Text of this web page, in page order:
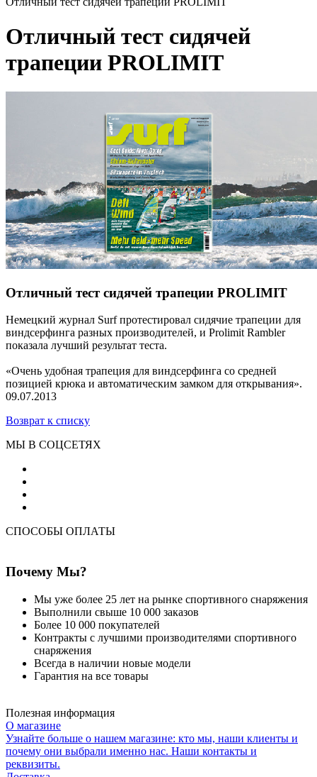
Отличный тест сидячей
трапеции PROLIMIT
Отличный тест сидячей трапеции PROLIMIT
Немецкий журнал Surf протестировал сидячие трапеции для
виндсерфинга разных производителей, и Prolimit Rambler
показала лучший результат теста.
«Очень удобная трапеция для виндсерфинга со средней
позицией крюка и автоматическим замком для открывания».
09.07.2013
Возврат к списку
МЫ В СОЦСЕТЯХ
СПОСОБЫ ОПЛАТЫ
Почему Мы?
Мы уже более 25 лет на рынке спортивного снаряжения
Выполнили свыше 10 000 заказов
Более 10 000 покупателей
Контракты с лучшими производителями спортивного
снаряжения
Всегда в наличии новые модели
Гарантия на все товары
Полезная информация
О магазине
Узнайте больше о нашем магазине: кто мы, наши клиенты и
почему они выбрали именно нас. Наши контакты и
реквизиты.